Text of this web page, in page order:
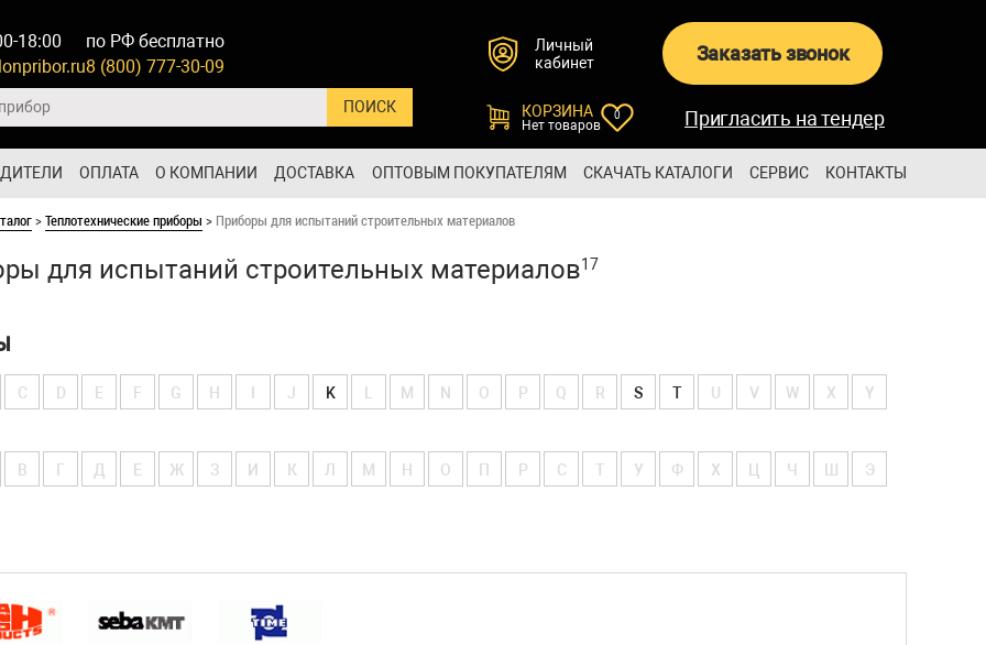
18:00
по РФ бесплатно
8 (800) 777-30-09
Личный
кабинет
Заказать звонок
КОРЗИНА
Нет товаров
0 Пригласить на тендер
ОПЛАТА О КОМПАНИИ ДОСТАВКА ОПТОВЫМ ПОКУПАТЕЛЯМ СКАЧАТЬ КАТАЛОГИ СЕРВИС КОНТАКТЫ
>Теплотехнические приборы > Приборы для испытаний строительных материалов
для испытаний строительных материалов17
C D E F G H J K M N O P Q R S T V W X Y
В Г Д Е Ж З И К Л М Н О П Р С Т У Ф Х Ч Э